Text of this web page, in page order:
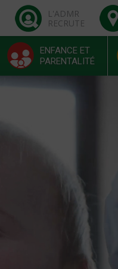
L'ADMR
RECRUTE
ENFANCE ET
PARENTALITÉ